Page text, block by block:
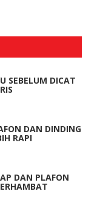
SEBELUM DICAT
DAN DINDING
RAPI
DAN PLAFON